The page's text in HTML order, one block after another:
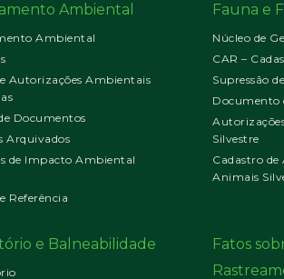
Ambiental
Ambiental
Autorizações Ambientais
Documentos
Arquivados
de Impacto Ambiental
Referência
Fauna e
Núcleo de
CAR –
Supressão
Documento
Silvestre
Cadastro de
Animais
e Balneabilidade
Fatos